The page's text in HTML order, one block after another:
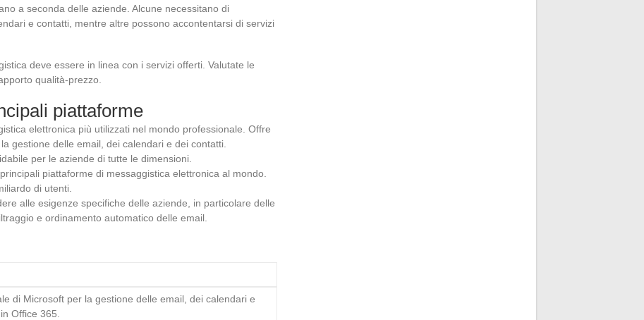
a seconda delle aziende. Alcune necessitano di
e contatti, mentre altre possono accontentarsi di servizi
deve essere in linea con i servizi offerti. Valutate le
qualità-prezzo.
piattaforme
elettronica più utilizzati nel mondo professionale. Offre
gestione delle email, dei calendari e dei contatti.
per le aziende di tutte le dimensioni.
piattaforme di messaggistica elettronica al mondo.
di utenti.
alle esigenze specifiche delle aziende, in particolare delle
e ordinamento automatico delle email.
di Microsoft per la gestione delle email, dei calendari e
Office 365.